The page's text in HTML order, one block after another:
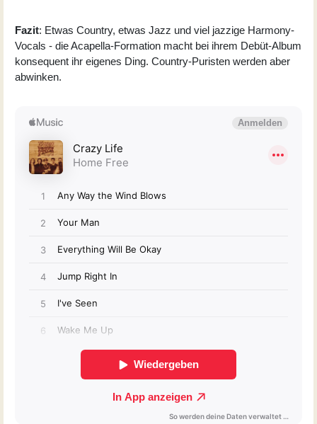
Fazit: Etwas Country, etwas Jazz und viel jazzige Harmony-
Vocals - die Acapella-Formation macht bei ihrem Debüt-Album
konsequent ihr eigenes Ding. Country-Puristen werden aber
abwinken.